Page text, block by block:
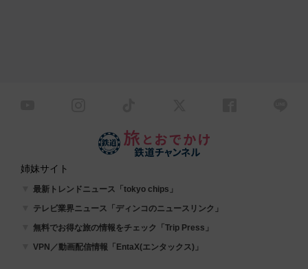
姉妹サイト
最新トレンドニュース「tokyo chips」
テレビ業界ニュース「ディンコのニュースリンク」
無料でお得な旅の情報をチェック「Trip Press」
VPN／動画配信情報「EntaX(エンタックス)」